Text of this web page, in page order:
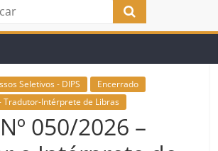
Seletivos - DIPS
Encerrado
Tradutor-Intérprete de Libras
050/2026 –